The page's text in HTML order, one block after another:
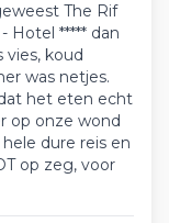
The Rif
Hotel ***** dan
koud
was netjes.
het eten echt
op onze wond
dure reis en
op zeg, voor